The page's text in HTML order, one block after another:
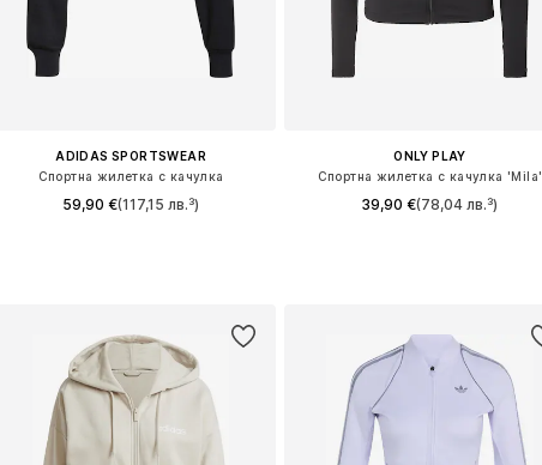
ADIDAS SPORTSWEAR
Спортна жилетка с качулка
59,90 €(117,15 лв.³)
ONLY PLAY
Спортна жилетка с качулка 'Mila'
39,90 €(78,04 лв.³)